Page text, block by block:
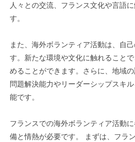
人々との交流、フランス文化や言語
す。
また、海外ボランティア活動は、自
す。新たな環境や文化に触れること
めることができます。さらに、地域
問題解決能力やリーダーシップスキ
能です。
フランスでの海外ボランティア活動
備と情熱が必要です。 まずは、フラ